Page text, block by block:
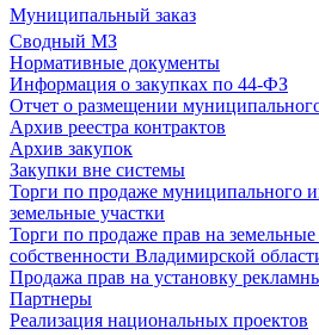
Муниципальный заказ
Сводный МЗ
Нормативные документы
Информация о закупках по 44-ФЗ
Отчет о размещении муниципального
Архив реестра контрактов
Архив закупок
Закупки вне системы
Торги по продаже муниципального
земельные участки
Торги по продаже прав на
собственности Владимирской
Продажа прав на установку
Партнеры
Реализация национальных проектов